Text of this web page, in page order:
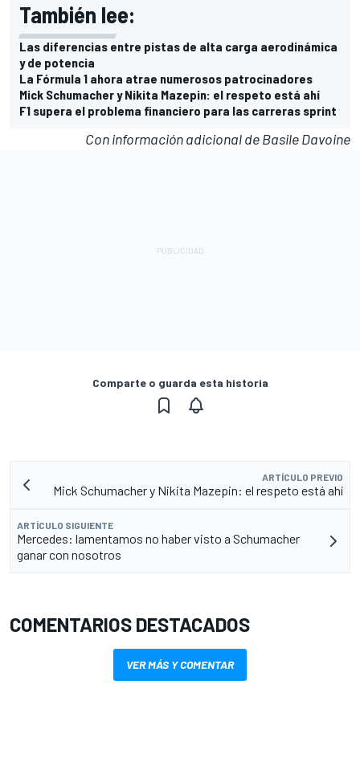
También lee:
Las diferencias entre pistas de alta carga aerodinámica
y de potencia
La Fórmula 1 ahora atrae numerosos patrocinadores
Mick Schumacher y Nikita Mazepin: el respeto está ahí
F1 supera el problema financiero para las carreras sprint
Con información adicional de Basile Davoine
Comparte o guarda esta historia
ARTÍCULO PREVIO
Mick Schumacher y Nikita Mazepin: el respeto está ahí
ARTÍCULO SIGUIENTE
Mercedes: lamentamos no haber visto a Schumacher
ganar con nosotros
COMENTARIOS DESTACADOS
VER MÁS Y COMENTAR